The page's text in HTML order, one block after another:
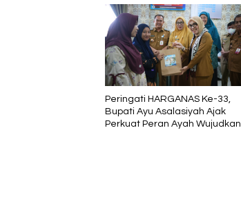
Peringati HARGANAS Ke-33,
Bupati Ayu Asalasiyah Ajak
Perkuat Peran Ayah Wujudkan